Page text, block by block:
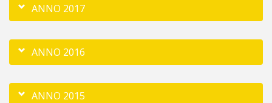
ANNO 2017
ANNO 2016
ANNO 2015